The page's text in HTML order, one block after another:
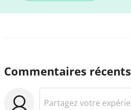
Commentaires récents